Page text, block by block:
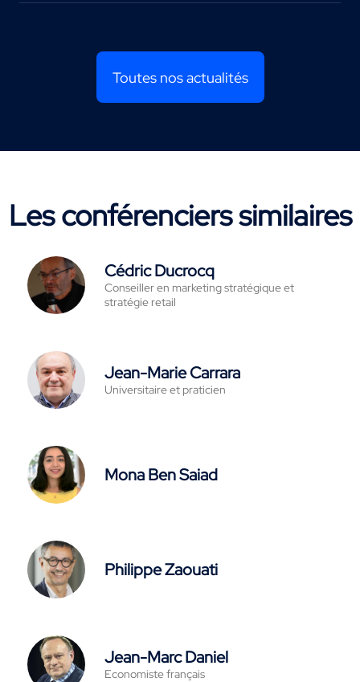
Toutes nos actualités
Les conférenciers similaires
Cédric Ducrocq
Conseiller en marketing stratégique et
stratégie retail
Jean-Marie Carrara
Universitaire et praticien
Mona Ben Saiad
Philippe Zaouati
Jean-Marc Daniel
Economiste français